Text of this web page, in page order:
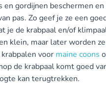
gordijnen beschermen
pas. Zo geef je ze een
je de krabpaal en/of
klein, maar later worden
voor maine coons
de krabpaal komt goed
kan terugtrekken.